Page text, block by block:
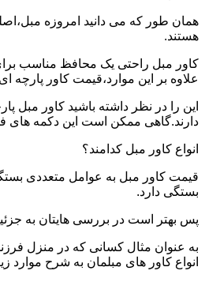
همان طور که می دانید امروزه
هستند.
کاور مبل راحتی یک محافظ مناسب
علاوه بر این موارد،قیمت کاور
این را در نظر داشته باشید کاور
دارند.گاهی ممکن است این دکمه های
انواع کاور مبل کدامند؟
قیمت کاور مبل به عوامل متعددی
بستگی دارد.
پس بهتر است در بررسی هایتان به
به عنوان مثال کسانی که در منزل
انواع کاور های مبلمان به شرح موارد